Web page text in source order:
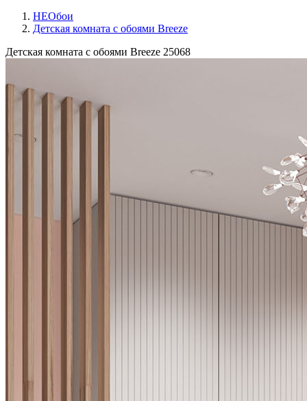
НЕОбои
Детская комната с обоями Breeze
Детская комната с обоями Breeze 25068